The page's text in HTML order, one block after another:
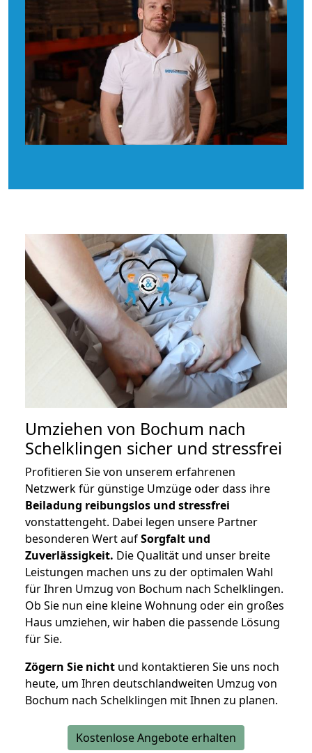
Umziehen von Bochum nach
Schelklingen sicher und stressfrei
Profitieren Sie von unserem erfahrenen
Netzwerk für günstige Umzüge oder dass ihre
Beiladung reibungslos und stressfrei
vonstattengeht. Dabei legen unsere Partner
besonderen Wert aufSorgfalt und
Zuverlässigkeit. Die Qualität und unser breite
Leistungen machen uns zu der optimalen Wahl
für Ihren Umzug von Bochum nach Schelklingen.
Ob Sie nun eine kleine Wohnung oder ein großes
Haus umziehen, wir haben die passende Lösung
für Sie.
Zögern Sie nicht und kontaktieren Sie uns noch
heute, um Ihren deutschlandweiten Umzug von
Bochum nach Schelklingen mit Ihnen zu planen.
Kostenlose Angebote erhalten